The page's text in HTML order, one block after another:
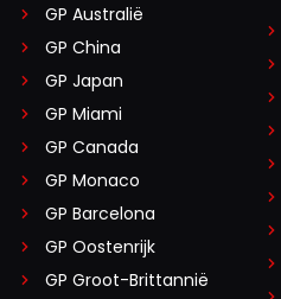
GP Australië
GP China
GP Japan
GP Miami
GP Canada
GP Monaco
GP Barcelona
GP Oostenrijk
GP Groot-Brittannië